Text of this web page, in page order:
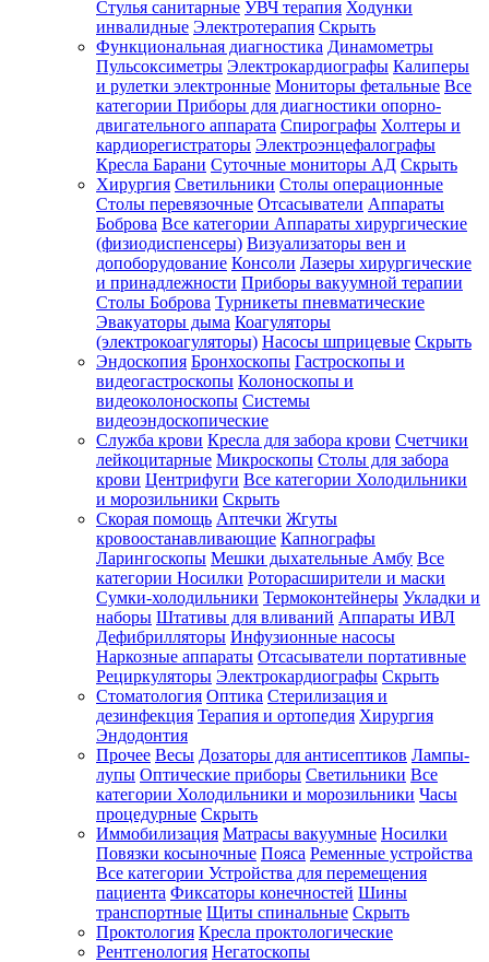
Стулья санитарные УВЧ терапия Ходунки
инвалидные Электротерапия Скрыть
Функциональная диагностика Динамометры
Пульсоксиметры Электрокардиографы Калиперы
и рулетки электронные Мониторы фетальные Все
категории Приборы для диагностики опорно-
двигательного аппарата Спирографы Холтеры и
кардиорегистраторы Электроэнцефалографы
Кресла Барани Суточные мониторы АД Скрыть
Хирургия Светильники Столы операционные
Столы перевязочные Отсасыватели Аппараты
Боброва Все категории Аппараты хирургические
(физиодиспенсеры) Визуализаторы вен и
допоборудование Консоли Лазеры хирургические
и принадлежности Приборы вакуумной терапии
Столы Боброва Турникеты пневматические
Эвакуаторы дыма Коагуляторы
(электрокоагуляторы) Насосы шприцевые Скрыть
Эндоскопия Бронхоскопы Гастроскопы и
видеогастроскопы Колоноскопы и
видеоколоноскопы Системы
видеоэндоскопические
Служба крови Кресла для забора крови Счетчики
лейкоцитарные Микроскопы Столы для забора
крови Центрифуги Все категории Холодильники
и морозильники Скрыть
Скорая помощь Аптечки Жгуты
кровоостанавливающие Капнографы
Ларингоскопы Мешки дыхательные Амбу Все
категории Носилки Роторасширители и маски
Сумки-холодильники Термоконтейнеры Укладки и
наборы Штативы для вливаний Аппараты ИВЛ
Дефибрилляторы Инфузионные насосы
Наркозные аппараты Отсасыватели портативные
Рециркуляторы Электрокардиографы Скрыть
Стоматология Оптика Стерилизация и
дезинфекция Терапия и ортопедия Хирургия
Эндодонтия
Прочее Весы Дозаторы для антисептиков Лампы-
лупы Оптические приборы Светильники Все
категории Холодильники и морозильники Часы
процедурные Скрыть
Иммобилизация Матрасы вакуумные Носилки
Повязки косыночные Пояса Ременные устройства
Все категории Устройства для перемещения
пациента Фиксаторы конечностей Шины
транспортные Щиты спинальные Скрыть
Проктология Кресла проктологические
Рентгенология Негатоскопы